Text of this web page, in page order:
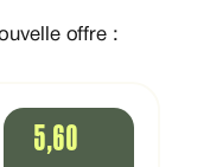
offre :
5,60